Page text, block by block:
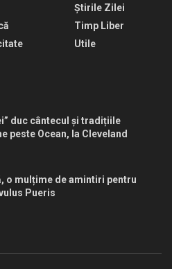
Știrile Zilei
Timp Liber
Utile
duc cântecul și tradițiile
peste Ocean, la Cleveland
o mulțime de amintiri pentru
Pueris